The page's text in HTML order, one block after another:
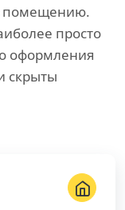
помещению.
просто
оформления
скрыты